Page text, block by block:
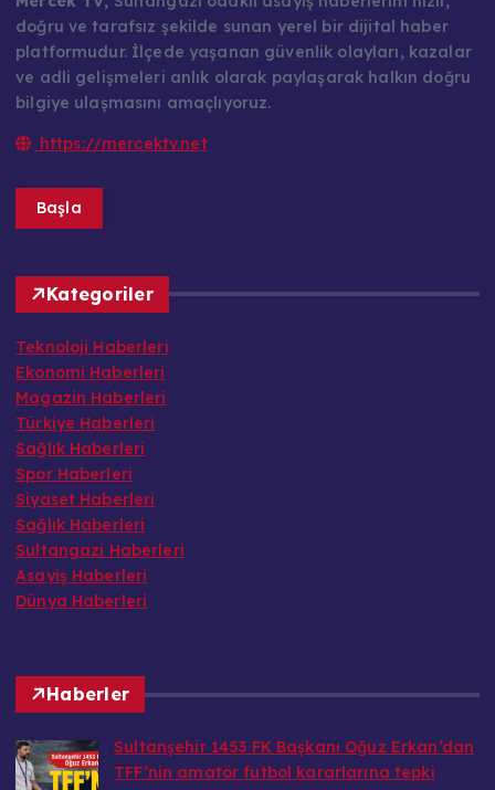
doğru ve tarafsız şekilde sunan yerel bir dijital haber
platformudur. İlçede yaşanan güvenlik olayları, kazalar
ve adli gelişmeleri anlık olarak paylaşarak halkın doğru
bilgiye ulaşmasını amaçlıyoruz.
https://mercektv.net
Başla
Kategoriler
Teknoloji Haberleri
Ekonomi Haberleri
Magazin Haberleri
Türkiye Haberleri
Sağlık Haberleri
Spor Haberleri
Siyaset Haberleri
Sağlık Haberleri
Sultangazi Haberleri
Asayiş Haberleri
Dünya Haberleri
Haberler
Sultanşehir 1453 FK Başkanı Oğuz Erkan’dan
TFF’nin amatör futbol kararlarına tepki